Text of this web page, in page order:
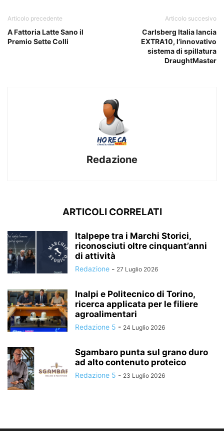
Articolo precedente
A Fattoria Latte Sano il
Premio Sette Colli
Articolo succesivo
Carlsberg Italia lancia
EXTRA10, l’innovativo
sistema di spillatura
DraughtMaster
Redazione
ARTICOLI CORRELATI
Italpepe tra i Marchi Storici,
riconosciuti oltre cinquant’anni
di attività
Redazione - 27 Luglio 2026
Inalpi e Politecnico di Torino,
ricerca applicata per le filiere
agroalimentari
Redazione 5 - 24 Luglio 2026
Sgambaro punta sul grano duro
ad alto contenuto proteico
Redazione 5 - 23 Luglio 2026